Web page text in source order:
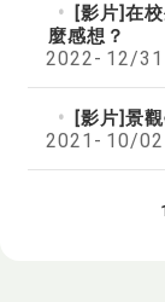
[影片]在
麼感想？
2022- 12/31
[影片]景
2021- 10/02